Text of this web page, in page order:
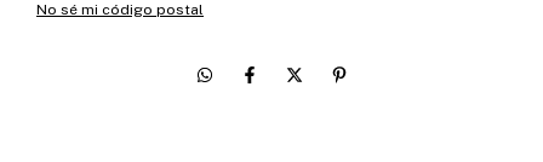
No sé mi código postal